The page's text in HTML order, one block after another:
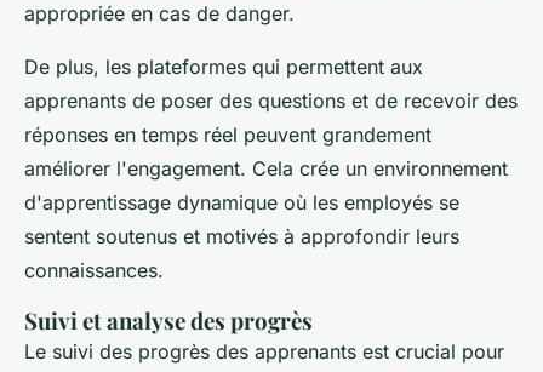
appropriée en cas de danger.
De plus, les plateformes qui permettent aux
apprenants de poser des questions et de recevoir des
réponses en temps réel peuvent grandement
améliorer l'engagement. Cela crée un environnement
d'apprentissage dynamique où les employés se
sentent soutenus et motivés à approfondir leurs
connaissances.
Suivi et analyse des progrès
Le suivi des progrès des apprenants est crucial pour